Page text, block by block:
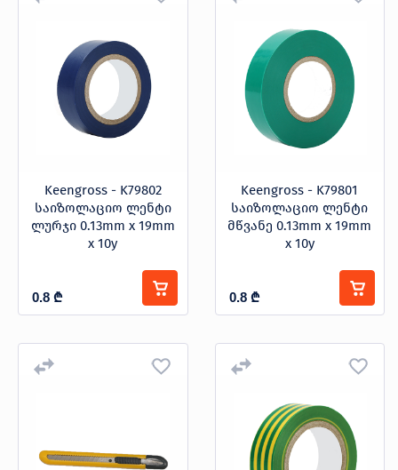
Keengross - K79802
საიზოლაციო ლენტი
ლურჯი 0.13mm x 19mm
x 10y
0.8 ₾
Keengross - K79801
საიზოლაციო ლენტი
მწვანე 0.13mm x 19mm
x 10y
0.8 ₾